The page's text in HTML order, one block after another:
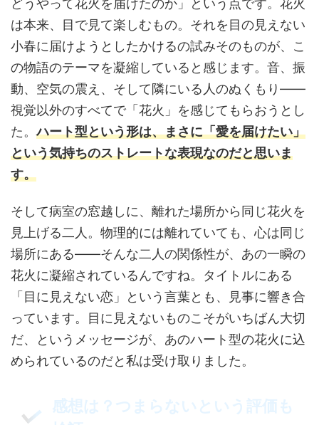
は本来、目で見て楽しむもの。それを目の見えない
小春に届けようとしたかけるの試みそのものが、こ
の物語のテーマを凝縮していると感じます。音、振
動、空気の震え、そして隣にいる人のぬくもり——
視覚以外のすべてで「花火」を感じてもらおうとし
た。ハート型という形は、まさに「愛を届けたい」
という気持ちのストレートな表現なのだと思いま
す。
そして病室の窓越しに、離れた場所から同じ花火を
見上げる二人。物理的には離れていても、心は同じ
場所にある——そんな二人の関係性が、あの一瞬の
花火に凝縮されているんですね。タイトルにある
「目に見えない恋」という言葉とも、見事に響き合
っています。目に見えないものこそがいちばん大切
だ、というメッセージが、あのハート型の花火に込
められているのだと私は受け取りました。
感想は？つまらないという評価も